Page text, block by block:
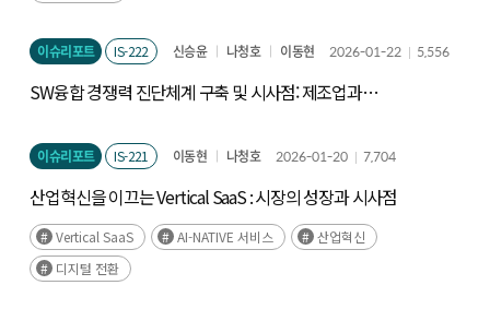
이슈리포트 IS-222 신승윤 나청호 이동현 2026-01-22 5,556
SW융합 경쟁력 진단체계 구축 및 시사점: 제조업과
이슈리포트 IS-221 이동현 나청호 2026-01-20 7,704
산업혁신을 이끄는 Vertical SaaS : 시장의 성장과 시사점
Vertical SaaS AI-NATIVE 서비스
산업혁신
디지털 전환